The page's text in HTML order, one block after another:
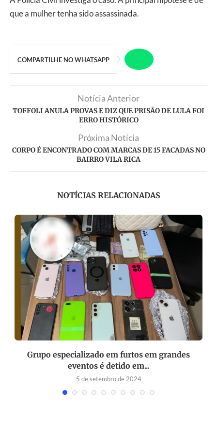
que a mulher tenha sido assassinada.
COMPARTILHE NO WHATSAPP
Notícia Anterior
TOFFOLI ANULA PROVAS E DIZ QUE PRISÃO DE LULA FOI
ERRO HISTÓRICO
Próxima Notícia
CORPO É ENCONTRADO COM MARCAS DE 15 FACADAS NO
BAIRRO VILA RICA
NOTÍCIAS RELACIONADAS
Grupo especializado em furtos em grandes
eventos é detido em...
5 de setembro de 2024